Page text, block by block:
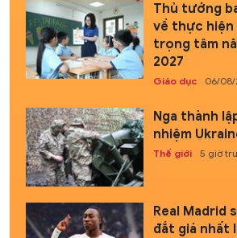
Thủ tướng
về thực hiện
trọng tâm
2027
Giáo dục 06/08/
Nga thành
nhiệm
Thế giới 5 giờ
Real Madrid
đắt giá nhất